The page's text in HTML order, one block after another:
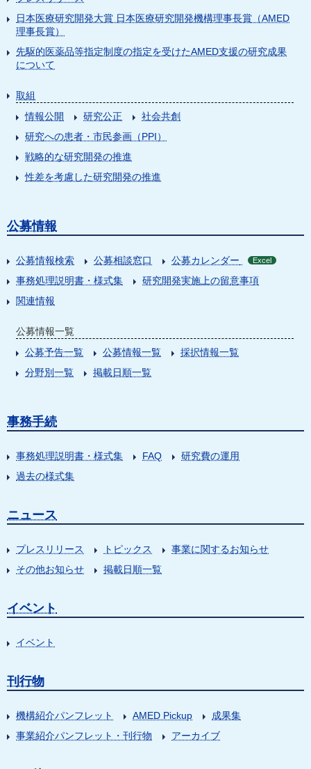
日本医療研究開発大賞 日本医療研究開発機構理事長賞（AMED
理事長賞）
先駆的医薬品等指定制度の指定を受けたAMED支援の研究成果
について
取組
情報公開
研究公正
社会共創
研究への患者・市民参画（PPI）
戦略的な研究開発の推進
性差を考慮した研究開発の推進
公募情報
公募情報検索 公募相談窓口 公募カレンダー Excel
事務処理説明書・様式集
研究開発実施上の留意事項
関連情報
公募情報一覧
公募予告一覧
公募情報一覧
採択情報一覧
分野別一覧
掲載日順一覧
事務手続
事務処理説明書・様式集 FAQ
研究費の運用
過去の様式集
ニュース
プレスリリース トピックス
事業に関するお知らせ
その他お知らせ
掲載日順一覧
イベント
イベント
刊行物
機構紹介パンフレット AMED Pickup
成果集
事業紹介パンフレット・刊行物
アーカイブ